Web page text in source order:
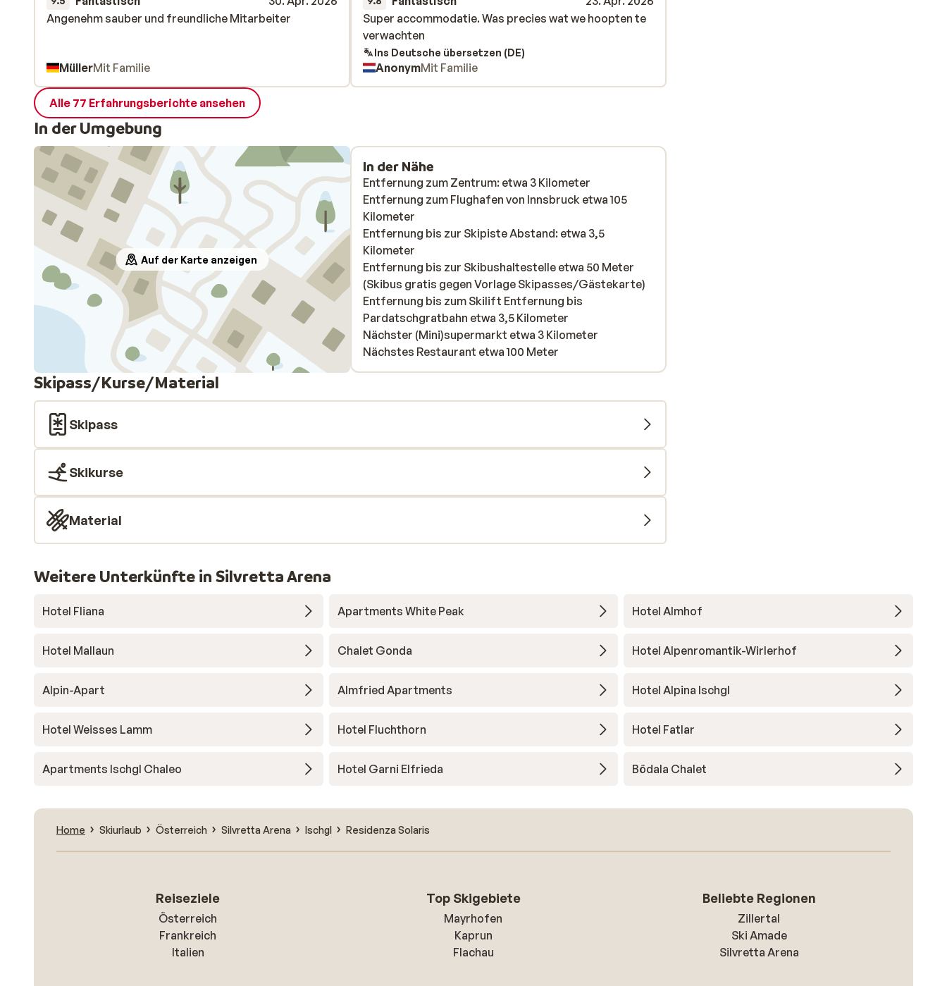
Angenehm sauber und freundliche Mitarbeiter
Angenehm sauber und freundliche Mitarbeiter
MüllerMit Familie
Super accommodatie. Was precies wat we hoopten te
verwachten
Super accommodatie. Was precies wat we hoopten te
verwachten
Ins Deutsche übersetzen (DE)
AnonymMit Familie
Alle 77 Erfahrungsberichte ansehen
In der Umgebung
Auf der Karte anzeigen
In der Nähe
Entfernung zum Zentrum: etwa 3 Kilometer
Entfernung zum Flughafen von Innsbruck etwa 105
Kilometer
Entfernung bis zur Skipiste Abstand: etwa 3,5
Kilometer
Entfernung bis zur Skibushaltestelle etwa 50 Meter
(Skibus gratis gegen Vorlage Skipasses/Gästekarte)
Entfernung bis zum Skilift Entfernung bis
Pardatschgratbahn etwa 3,5 Kilometer
Nächster (Mini)supermarkt etwa 3 Kilometer
Nächstes Restaurant etwa 100 Meter
Skipass/Kurse/Material
Skipass
Skikurse
Material
Weitere Unterkünfte in Silvretta Arena
Hotel Fliana Apartments White Peak Hotel Almhof
Hotel Mallaun Chalet Gonda Hotel Alpenromantik-Wirlerhof
Alpin-Apart Almfried Apartments Hotel Alpina Ischgl
Hotel Weisses Lamm Hotel Fluchthorn Hotel Fatlar
Apartments Ischgl Chaleo Hotel Garni Elfrieda Bödala Chalet
Home Skiurlaub Österreich Silvretta Arena Ischgl Residenza Solaris
Reiseziele
Österreich
Frankreich
Italien
Top Skigebiete
Mayrhofen
Kaprun
Flachau
Beliebte Regionen
Zillertal
Ski Amade
Silvretta Arena